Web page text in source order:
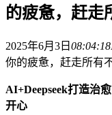
的疲惫，赶走
2025年6月3日 08:04:18
你的疲惫，赶走所有
AI+Deepseek打造治
开心